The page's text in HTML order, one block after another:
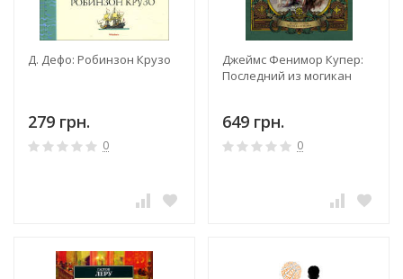
Д. Дефо: Робинзон Крузо
279 грн.
0
Джеймс Фенимор Купер:
Последний из могикан
649 грн.
0